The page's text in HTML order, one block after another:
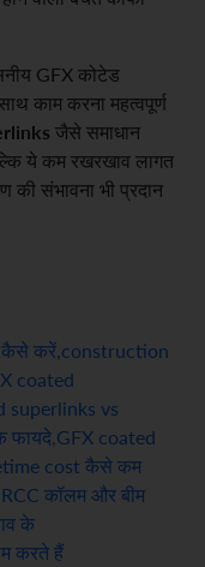
GFX कोटेड
काम करना महत्वपूर्ण
जैसे समाधान
ये कम रखरखाव लागत
संभावना भी प्रदान
कैसे करें,construction
coated
superlinks vs
फायदे,GFX coated
cost कैसे कम
RCC कॉलम और बीम
के
करते हैं